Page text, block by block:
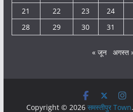
21
22 23 24
28
29 30 31
« जून अगस्त
Copyright © 2026समस्तीपुर Town